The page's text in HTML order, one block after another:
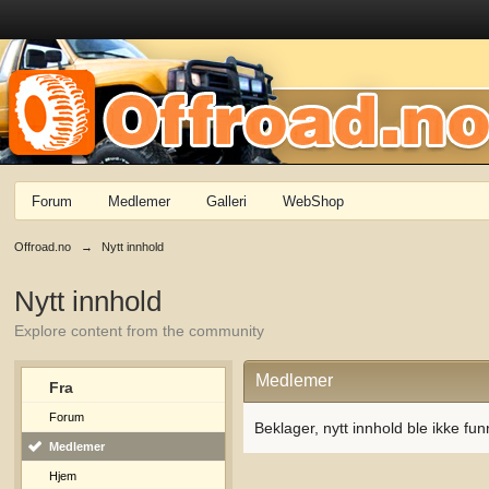
Forum Medlemer Galleri WebShop
Offroad.no → Nytt innhold
Nytt innhold
Explore content from the community
Fra
Forum
Medlemer
Hjem
Medlemer
Beklager, nytt innhold ble ikke